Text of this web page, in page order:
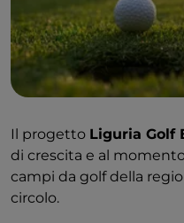
Il progetto Liguria Golf
di crescita e al
campi da golf della
circolo.